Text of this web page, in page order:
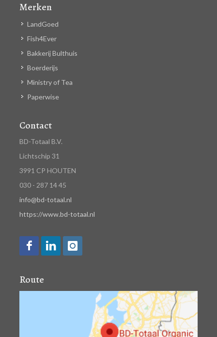
Merken
LandGoed
Fish4Ever
Bakkerij Bulthuis
Boerderijs
Ministry of Tea
Paperwise
Contact
BD-Totaal B.V.
Lichtschip 31
3991 CP HOUTEN
030 - 287 14 45
info@bd-totaal.nl
https://www.bd-totaal.nl
Route